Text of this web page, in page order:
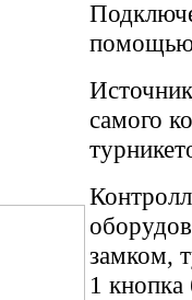
помощью
самого
замком,
1 кнопка